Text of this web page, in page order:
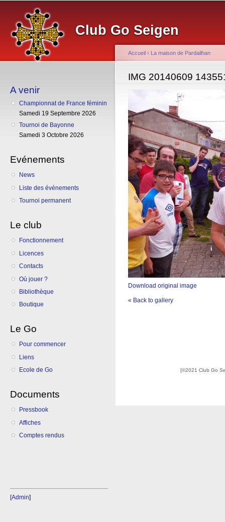
Club Go Seigen
A venir
Championnat de France féminin
Samedi 19 Septembre 2026
Tournoi de Bayonne
Samedi 3 Octobre 2026
Evénements
News
Liste des événements
Tournoi permanent
Le club
Fonctionnement
Licences
Contacts
Où jouer ?
Bibliothèque
Boutique
Le Go
Pour commencer
Liens
Ecole de Go
Documents
Pressbook
Affiches
Comptes rendus
[Admin]
Vous êtes ici
Accueil › La maison de Pardailhan
IMG 20140609
Download original image
« Back to gallery
[©2021 Club Go